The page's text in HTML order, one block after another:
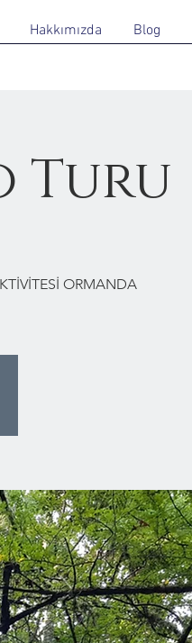
Hakkımızda Blog
Turu
ORMANDA